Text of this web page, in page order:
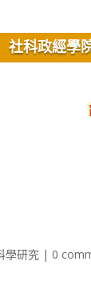
社科政經學
評價
學研究 | 0